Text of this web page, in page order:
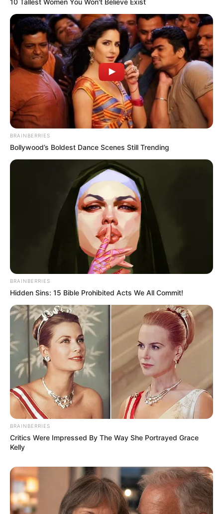
(foto: instagram/g_hanafiah)
3. Budaya yang unik juga membuat Gemala tertarik
(foto: instagram/g_hanafiah)
4. Keindahan Labuan Bajo juga menjadi sasaran Gemala.
10 Tallest Women You Won't Believe Exist
BRAINBERRIES
Bollywood’s Boldest Dance Scenes Still Trending
BRAINBERRIES
Hidden Sins: 15 Bible Prohibited Acts We All Commit!
BRAINBERRIES
Critics Were Impressed By The Way She Portrayed Grace
Kelly